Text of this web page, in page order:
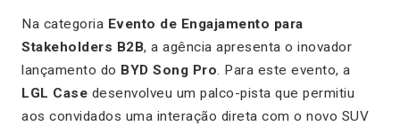
Na categoria Evento de Engajamento para
Stakeholders B2B, a agência apresenta o inovador
lançamento do BYD Song Pro. Para este evento, a
LGL Case desenvolveu um palco-pista que permitiu
aos convidados uma interação direta com o novo SUV